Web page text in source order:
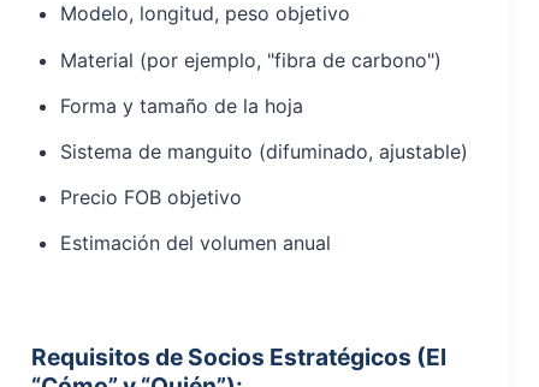
Modelo, longitud, peso objetivo
Material (por ejemplo, "fibra de carbono")
Forma y tamaño de la hoja
Sistema de manguito (difuminado, ajustable)
Precio FOB objetivo
Estimación del volumen anual
Requisitos de Socios Estratégicos (El